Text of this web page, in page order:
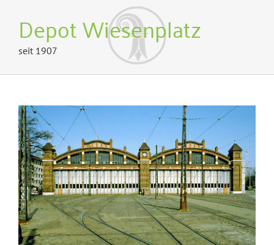
Depot Wiesenplatz
seit 1907
Zeige
grösseres
Bild